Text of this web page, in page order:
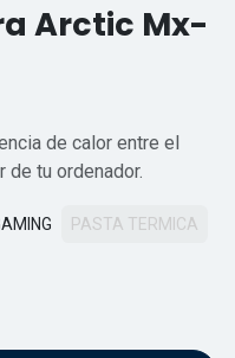
Arctic Mx-
de calor entre el
tu ordenador.
PASTA TERMICA